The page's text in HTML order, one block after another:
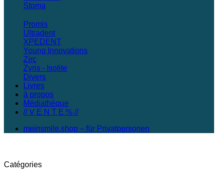
Stoma
Promis
Ultradent
XPEDENT
Young Innovations
Zirc
Zyris - Isolite
Divers
Livres
à propos
Médiathèque
// V E N T E % //
meinsmile.shop – für Privatpersonen
Catégories